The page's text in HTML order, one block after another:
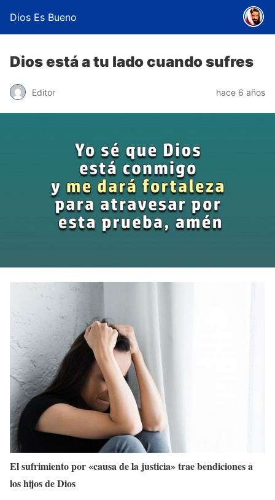
Dios Es Bueno
Dios está a tu lado cuando sufres
Editor hace 6 años
El sufrimiento por «causa de la justicia» trae bendiciones a
los hijos de Dios